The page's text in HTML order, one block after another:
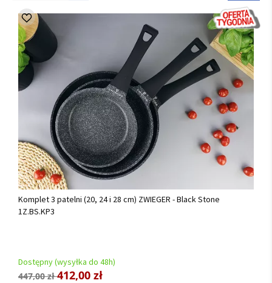
Komplet 3 patelni (20, 24 i 28 cm) ZWIEGER - Black Stone
1Z.BS.KP3
Dostępny (wysyłka do 48h)
447,00 zł412,00 zł